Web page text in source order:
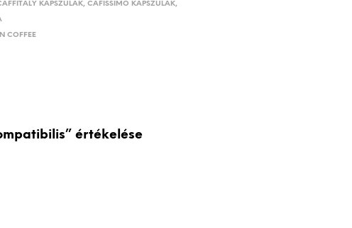
KAPSZULÁK,CAFISSIMO KAPSZULÁK,
COFFEE
értékelése